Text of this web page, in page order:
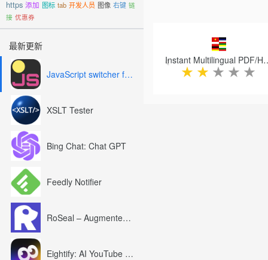
https 添加 图标 tab 开发人员 图像 右键 链
接 优惠券
最新更新
JavaScript switcher for SEO and development
XSLT Tester
Bing Chat: Chat GPT
Feedly Notifier
RoSeal – Augmented Roblox Experience
Eightify: AI YouTube Summary with ChatGPT
Instant
★ ★ ★ ★ ★